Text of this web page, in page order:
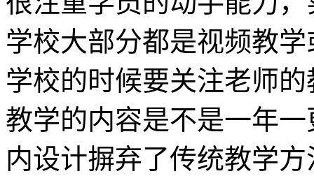
学校大部分都是视频教
学校的时候要关注老师
教学的内容是不是一年
内设计摒弃了传统教学